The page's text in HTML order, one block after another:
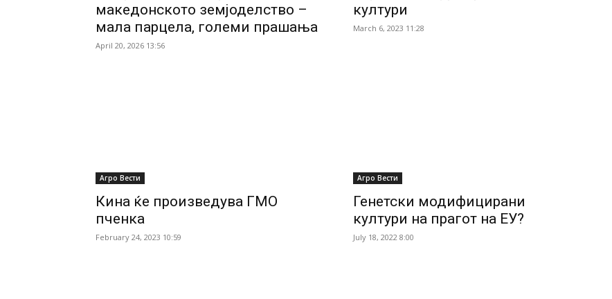
македонското земјоделство –
мала парцела, големи прашања
April 20, 2026 13:56
култури
March 6, 2023 11:28
Агро Вести
Кина ќе произведува ГМО
пченка
February 24, 2023 10:59
Агро Вести
Генетски модифицирани
култури на прагот на ЕУ?
July 18, 2022 8:00